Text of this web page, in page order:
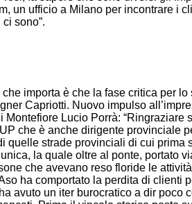
un ufficio a Milano per incontrare i
sono”.
importa è che la fase critica per
Capriotti. Nuovo impulso
Lucio Porrà:
che è anche dirigente provinciale
strade provinciali di cui
la quale oltre al ponte, portato
che avevano reso floride le
ha comportato la perdita di
avuto un iter burocratico a dir